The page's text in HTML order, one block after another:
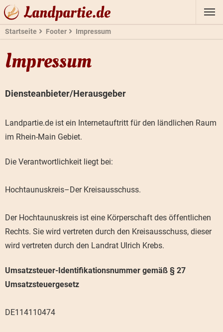
Landpartie.de
Startseite Footer Impressum
Impressum
Diensteanbieter/Herausgeber
Landpartie.de ist ein Internetauftritt für den ländlichen Raum
im Rhein-Main Gebiet.
Die Verantwortlichkeit liegt bei:
Hochtaunuskreis–Der Kreisausschuss.
Der Hochtaunuskreis ist eine Körperschaft des öffentlichen
Rechts. Sie wird vertreten durch den Kreisausschuss, dieser
wird vertreten durch den Landrat Ulrich Krebs.
Umsatzsteuer-Identifikationsnummer gemäß § 27
Umsatzsteuergesetz
DE114110474